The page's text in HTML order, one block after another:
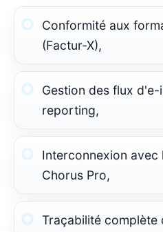
Conformité aux
(Factur-X),
Gestion des flux
reporting,
Interconnexion avec
Chorus Pro,
Traçabilité complète